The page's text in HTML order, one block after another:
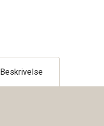
Beskrivelse